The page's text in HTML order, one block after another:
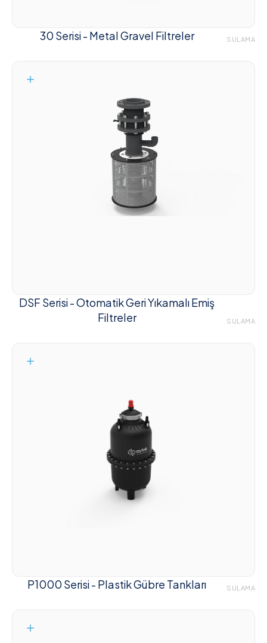
30 Serisi - Metal Gravel Filtreler SULAMA
DSF Serisi - Otomatik Geri Yıkamalı Emiş
Filtreler
SULAMA
P1000 Serisi - Plastik Gübre Tankları SULAMA